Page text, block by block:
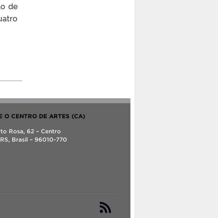
de
O CENTRO DE ARTES (CA)
Rosa, 62 – Centro
Brasil – 96010-770